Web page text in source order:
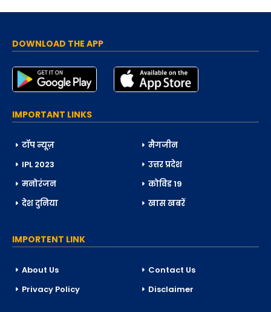
DOWNLOAD THE APP
IMPORTANT LINKS
टॉप न्यूज़
मैगजीन
IPL 2023
उत्तर प्रदेश
मनोरंजन
कोविड 19
देश दुनिया
खास खबरें
IMPORTENT LINK
About Us
Contact Us
Privacy Policy
Disclaimer